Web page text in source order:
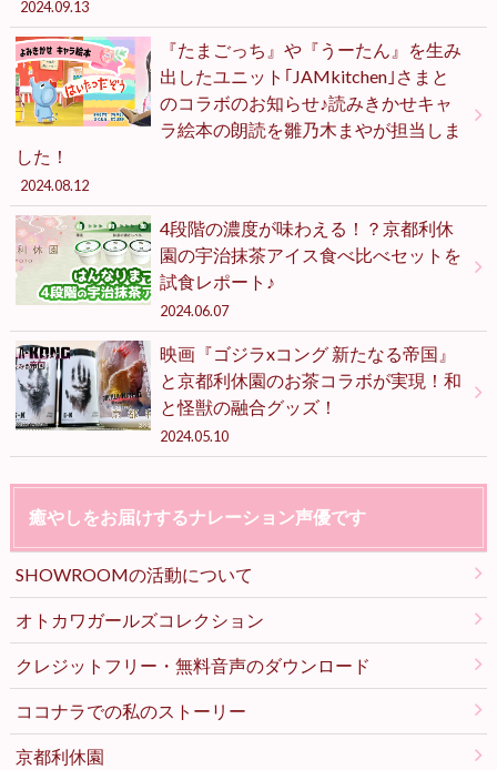
2024.09.13
『たまごっち』や『うーたん』を生み
出したユニット｢JAMkitchen｣さまと
のコラボのお知らせ♪読みきかせキャ
ラ絵本の朗読を雛乃木まやが担当しま
した！
2024.08.12
4段階の濃度が味わえる！？京都利休
園の宇治抹茶アイス食べ比べセットを
試食レポート♪
2024.06.07
映画『ゴジラxコング 新たなる帝国』
と京都利休園のお茶コラボが実現！和
と怪獣の融合グッズ！
2024.05.10
癒やしをお届けするナレーション声優です
SHOWROOMの活動について
オトカワガールズコレクション
クレジットフリー・無料音声のダウンロード
ココナラでの私のストーリー
京都利休園